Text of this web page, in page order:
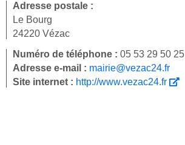
Adresse postale :
Le Bourg
24220 Vézac
Numéro de téléphone : 05 53 29 50 25
Adresse e-mail : mairie@vezac24.fr
Site internet : http://www.vezac24.fr